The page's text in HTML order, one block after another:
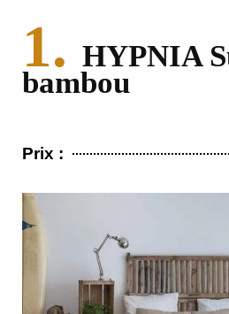
1. HYPNIA
bambou
Prix :